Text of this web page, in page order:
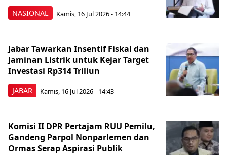
NASIONAL Kamis, 16 Jul 2026 - 14:44
JABAR
Jabar Tawarkan Insentif Fiskal dan
Jaminan Listrik untuk Kejar Target
Investasi Rp314 Triliun
Kamis, 16 Jul 2026 - 14:43
Komisi II DPR Pertajam RUU Pemilu,
Gandeng Parpol Nonparlemen dan
Ormas Serap Aspirasi Publik